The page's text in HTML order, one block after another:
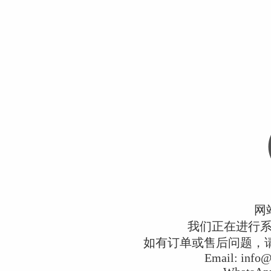
网
我们正在进行
如有订单或售后问题，
Email: